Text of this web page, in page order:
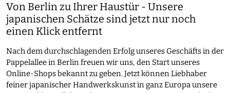
Von Berlin zu Ihrer Haustür - Unsere
japanischen Schätze sind jetzt nur noch
einen Klick entfernt
Nach dem durchschlagenden Erfolg unseres Geschäfts in der
Pappelallee in Berlin freuen wir uns, den Start unseres
Online-Shops bekannt zu geben. Jetzt können Liebhaber
feiner japanischer Handwerkskunst in ganz Europa unsere